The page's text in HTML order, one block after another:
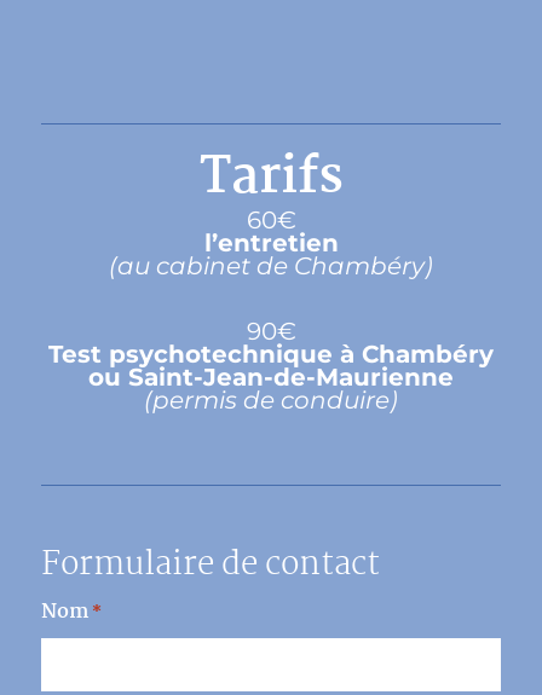
Tarifs
60€
l’entretien
(au cabinet de Chambéry)
90€
Test psychotechnique à Chambéry
ou Saint-Jean-de-Maurienne
(permis de conduire)
Formulaire de contact
Nom *